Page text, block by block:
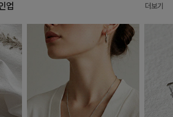
업 더보기